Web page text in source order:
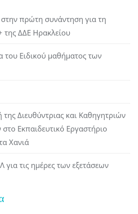
πρώτη συνάντηση για τη
της ΔΔΕ Ηρακλείου
του Ειδικού μαθήματος των
Διευθύντριας και Καθηγητριών
Εκπαιδευτικό Εργαστήριο
Χανιά
για τις ημέρες των εξετάσεων